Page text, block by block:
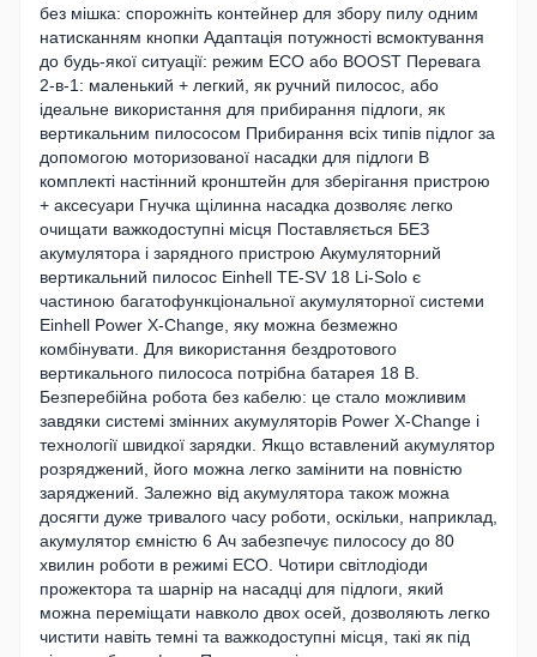
без мішка: спорожніть контейнер для збору пилу одним
натисканням кнопки Адаптація потужності всмоктування
до будь-якої ситуації: режим ECO або BOOST Перевага
2-в-1: маленький + легкий, як ручний пилосос, або
ідеальне використання для прибирання підлоги, як
вертикальним пилососом Прибирання всіх типів підлог за
допомогою моторизованої насадки для підлоги В
комплекті настінний кронштейн для зберігання пристрою
+ аксесуари Гнучка щілинна насадка дозволяє легко
очищати важкодоступні місця Поставляється БЕЗ
акумулятора і зарядного пристрою Акумуляторний
вертикальний пилосос Einhell TE-SV 18 Li-Solo є
частиною багатофункціональної акумуляторної системи
Einhell Power X-Change, яку можна безмежно
комбінувати. Для використання бездротового
вертикального пилососа потрібна батарея 18 В.
Безперебійна робота без кабелю: це стало можливим
завдяки системі змінних акумуляторів Power X-Change і
технології швидкої зарядки. Якщо вставлений акумулятор
розряджений, його можна легко замінити на повністю
заряджений. Залежно від акумулятора також можна
досягти дуже тривалого часу роботи, оскільки, наприклад,
акумулятор ємністю 6 Ач забезпечує пилососу до 80
хвилин роботи в режимі ECO. Чотири світлодіоди
прожектора та шарнір на насадці для підлоги, який
можна переміщати навколо двох осей, дозволяють легко
чистити навіть темні та важкодоступні місця, такі як під